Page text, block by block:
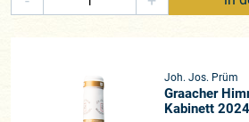
sie aber, wenn sie auf die Flasche
Lagerfähigkeit abgebremst wird,
wesentlich länger präsent, benötigen
Abfüllung oft viele Monate, bisweilen
Joh. Jos. Prüm
Graacher
Kabinett 2024